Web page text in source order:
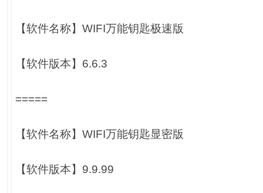
【软件名称】WIFI万能钥匙极速版
【软件版本】6.6.3
=====
【软件名称】WIFI万能钥匙显密版
【软件版本】9.9.99